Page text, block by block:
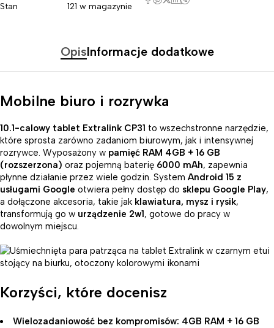
Stan
121 w magazynie
OpisInformacje dodatkowe
Mobilne biuro i rozrywka
10.1-calowy tablet Extralink CP31 to wszechstronne narzędzie,
które sprosta zarówno zadaniom biurowym, jak i intensywnej
rozrywce. Wyposażony w pamięć RAM 4GB + 16 GB
(rozszerzona) oraz pojemną baterię 6000 mAh, zapewnia
płynne działanie przez wiele godzin. System Android 15 z
usługami Google otwiera pełny dostęp do sklepu Google Play,
a dołączone akcesoria, takie jak klawiatura, mysz i rysik,
transformują go w urządzenie 2w1, gotowe do pracy w
dowolnym miejscu.
Korzyści, które docenisz
Wielozadaniowość bez kompromisów: 4GB RAM + 16 GB